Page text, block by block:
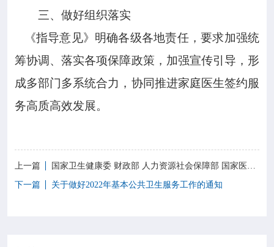
三、做好组织落实
《指导意见》明确各级各地责任，要求加强统
筹协调、落实各项保障政策，加强宣传引导，形
成多部门多系统合力，协同推进家庭医生签约服
务高质高效发展。
上一篇
国家卫生健康委 财政部 人力资源社会保障部 国家医保局 国家中医药局 国家疾控局 关于推进家庭医生签约服务高质量发展的指导意见
下一篇
关于做好2022年基本公共卫生服务工作的通知